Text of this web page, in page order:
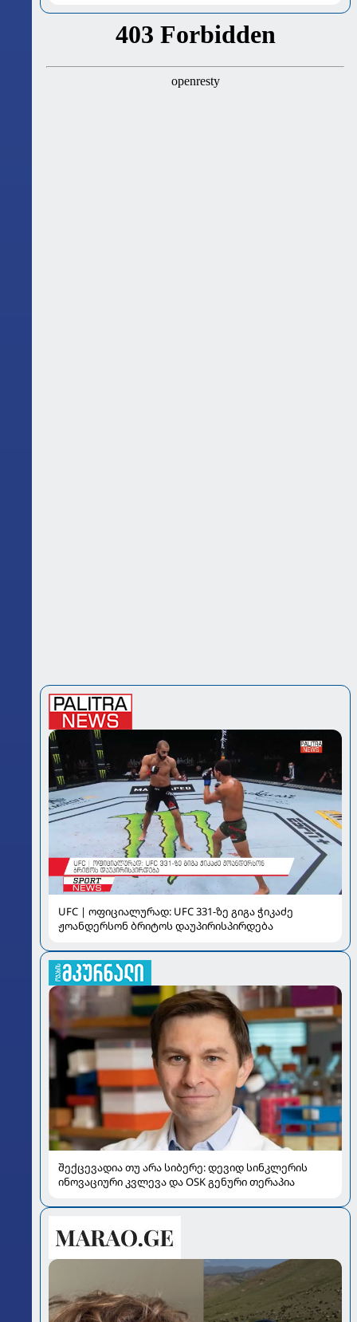
UFC | ოფიციალურად: UFC 331-ზე გიგა ჭიკაძე
ჟოანდერსონ ბრიტოს დაუპირისპირდება
შექცევადია თუ არა სიბერე: დევიდ სინკლერის
ინოვაციური კვლევა და OSK გენური თერაპია